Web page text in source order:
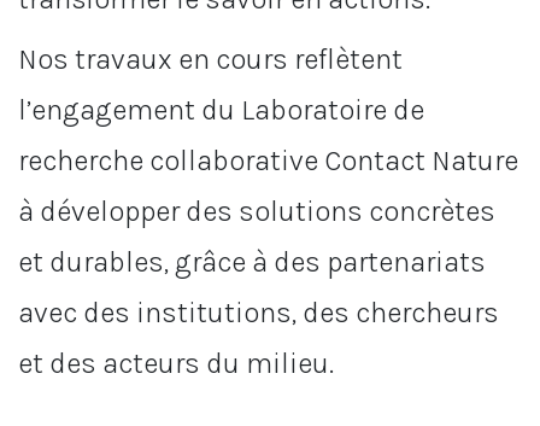
Nos travaux en cours reflètent
l’engagement du Laboratoire de
recherche collaborative Contact Nature
à développer des solutions concrètes
et durables, grâce à des partenariats
avec des institutions, des chercheurs
et des acteurs du milieu.